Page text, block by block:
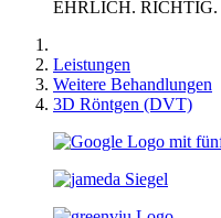
EHRLICH. RICHTIG.
Leistungen
Weitere Behandlungen
3D Röntgen (DVT)